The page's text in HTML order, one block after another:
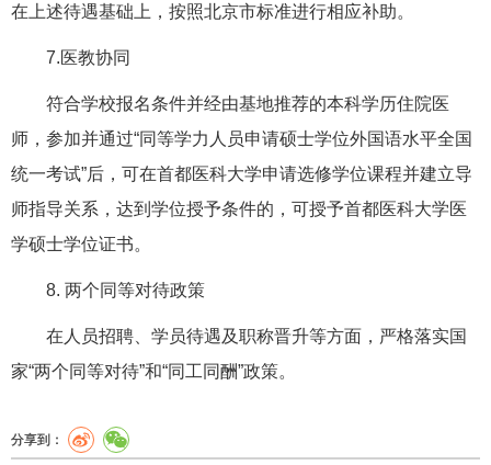
在上述待遇基础上，按照北京市标准进行相应补助。
7.医教协同
符合学校报名条件并经由基地推荐的本科学历住院医
师，参加并通过“同等学力人员申请硕士学位外国语水平全国
统一考试”后，可在首都医科大学申请选修学位课程并建立导
师指导关系，达到学位授予条件的，可授予首都医科大学医
学硕士学位证书。
8. 两个同等对待政策
在人员招聘、学员待遇及职称晋升等方面，严格落实国
家“两个同等对待”和“同工同酬”政策。
分享到：